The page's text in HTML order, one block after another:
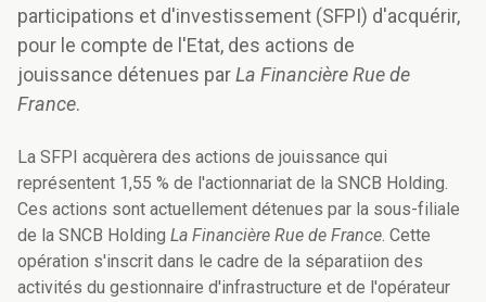
participations et d'investissement (SFPI) d'acquérir,
pour le compte de l'Etat, des actions de
jouissance détenues parLa Financière Rue de
France.
La SFPI acquèrera des actions de jouissance qui
représentent 1,55 % de l'actionnariat de la SNCB Holding.
Ces actions sont actuellement détenues par la sous-filiale
de la SNCB Holding La Financière Rue de France. Cette
opération s'inscrit dans le cadre de la séparatiion des
activités du gestionnaire d'infrastructure et de l'opérateur